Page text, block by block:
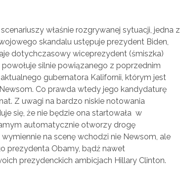
właśnie rozgrywanej sytuacji, jedna z
skandalu ustępuje prezydent Biden,
dotychczasowy wiceprezydent (śmiszka)
silnie powiązanego z poprzednim
gubernatora Kalifornii, którym jest
Co prawda wtedy jego kandydaturę
Z uwagi na bardzo niskie notowania
się, że nie będzie ona startowała w
automatycznie otworzy drogę
na scenę wchodzi nie Newsom, ale
prezydenta Obamy, bądź nawet
prezydenckich ambicjach Hillary Clinton.